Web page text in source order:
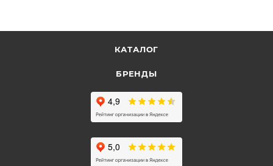
КАТАЛОГ
БРЕНДЫ